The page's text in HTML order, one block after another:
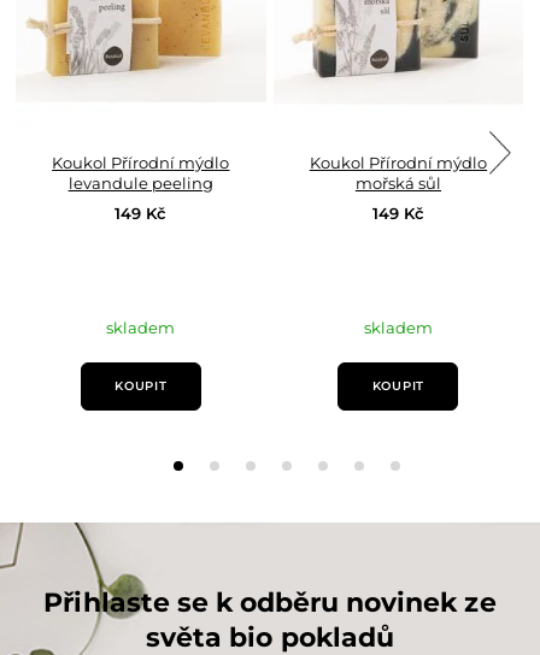
Koukol Přírodní mýdlo
levandule peeling
149 Kč
skladem
KOUPIT
Koukol Přírodní mýdlo
mořská sůl
149 Kč
skladem
KOUPIT
Přihlaste se k odběru novinek ze
světa bio pokladů